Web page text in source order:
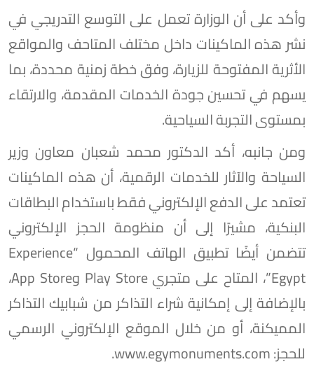
وأكد على أن الوزارة تعمل على التوسع التدريجي في
نشر هذه الماكينات داخل مختلف المتاحف والمواقع
الأثرية المفتوحة للزيارة، وفق خطة زمنية محددة، بما
يسهم في تحسين جودة الخدمات المقدمة، والارتقاء
بمستوى التجربة السياحية.
ومن جانبه، أكد الدكتور محمد شعبان معاون وزير
السياحة والآثار للخدمات الرقمية، أن هذه الماكينات
تعتمد على الدفع الإلكتروني فقط باستخدام البطاقات
البنكية، مشيرًا إلى أن منظومة الحجز الإلكتروني
تتضمن أيضًا تطبيق الهاتف المحمول “Experience
Egypt”، المتاح على متجري Play Store وApp Store،
بالإضافة إلى إمكانية شراء التذاكر من شبابيك التذاكر
المميكنة، أو من خلال الموقع الإلكتروني الرسمي
للحجز: www.egymonuments.com.